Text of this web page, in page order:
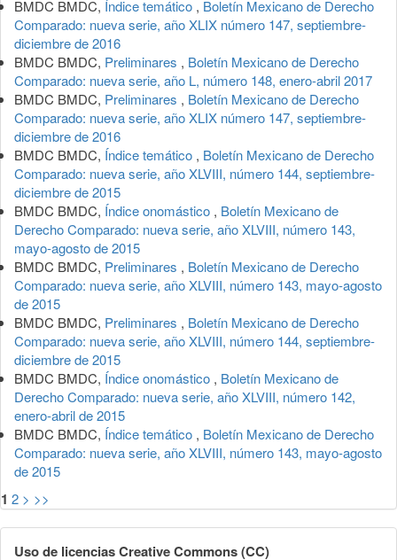
BMDC BMDC, Índice temático , Boletín Mexicano de Derecho
Comparado: nueva serie, año XLIX número 147, septiembre-
diciembre de 2016
BMDC BMDC, Preliminares , Boletín Mexicano de Derecho
Comparado: nueva serie, año L, número 148, enero-abril 2017
BMDC BMDC, Preliminares , Boletín Mexicano de Derecho
Comparado: nueva serie, año XLIX número 147, septiembre-
diciembre de 2016
BMDC BMDC, Índice temático , Boletín Mexicano de Derecho
Comparado: nueva serie, año XLVIII, número 144, septiembre-
diciembre de 2015
BMDC BMDC, Índice onomástico , Boletín Mexicano de
Derecho Comparado: nueva serie, año XLVIII, número 143,
mayo-agosto de 2015
BMDC BMDC, Preliminares , Boletín Mexicano de Derecho
Comparado: nueva serie, año XLVIII, número 143, mayo-agosto
de 2015
BMDC BMDC, Preliminares , Boletín Mexicano de Derecho
Comparado: nueva serie, año XLVIII, número 144, septiembre-
diciembre de 2015
BMDC BMDC, Índice onomástico , Boletín Mexicano de
Derecho Comparado: nueva serie, año XLVIII, número 142,
enero-abril de 2015
BMDC BMDC, Índice temático , Boletín Mexicano de Derecho
Comparado: nueva serie, año XLVIII, número 143, mayo-agosto
de 2015
1 2 > >>
Uso de licencias Creative Commons (CC)